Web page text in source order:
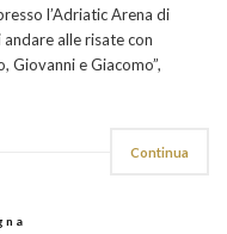
l’Adriatic Arena di
alle risate con
Giovanni e Giacomo”,
Continua